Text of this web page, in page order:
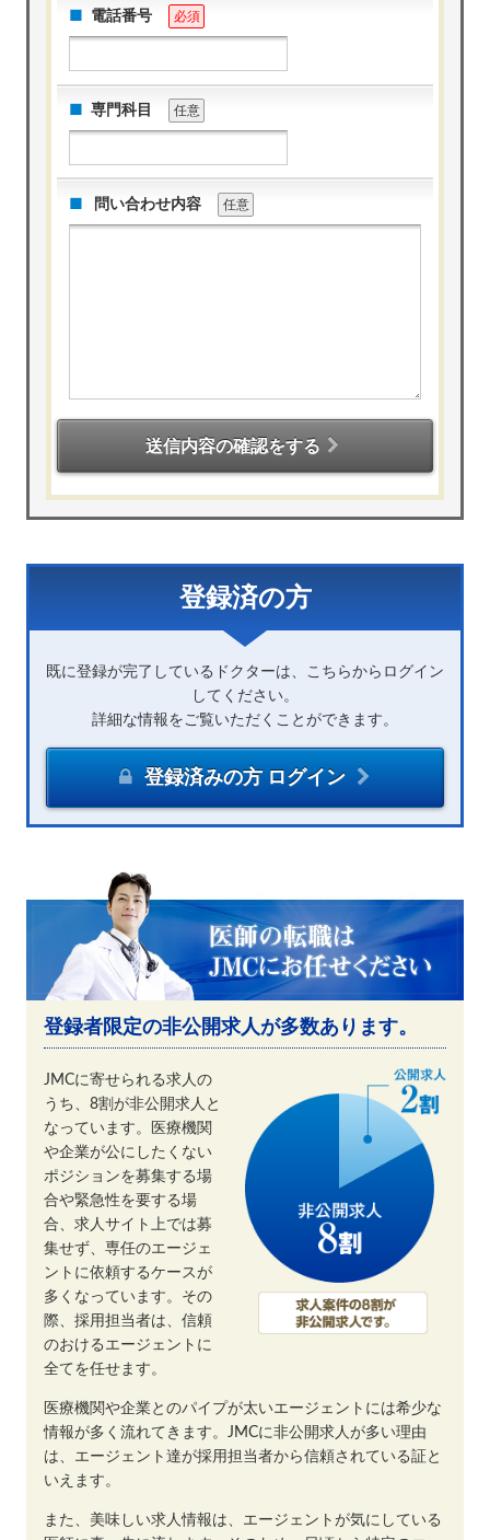
電話番号 必須
専門科目 任意
問い合わせ内容 任意
送信内容の確認をする
登録済の方
既に登録が完了しているドクターは、こちらからログイン
してください。
詳細な情報をご覧いただくことができます。
登録済みの方 ログイン
登録者限定の非公開求人が多数あります。
JMCに寄せられる求人の
うち、8割が非公開求人と
なっています。医療機関
や企業が公にしたくない
ポジションを募集する場
合や緊急性を要する場
合、求人サイト上では募
集せず、専任のエージェ
ントに依頼するケースが
多くなっています。その
際、採用担当者は、信頼
のおけるエージェントに
全てを任せます。
医療機関や企業とのパイプが太いエージェントには希少な
情報が多く流れてきます。JMCに非公開求人が多い理由
は、エージェント達が採用担当者から信頼されている証と
いえます。
また、美味しい求人情報は、エージェントが気にしている